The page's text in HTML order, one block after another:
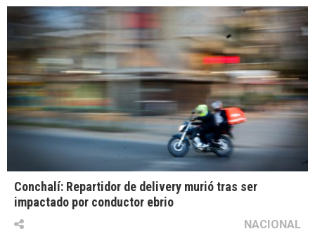
Conchalí: Repartidor de delivery murió tras ser
impactado por conductor ebrio
NACIONAL